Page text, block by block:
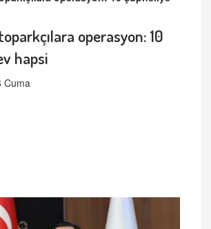
operasyon: 10
hapsi
Cuma